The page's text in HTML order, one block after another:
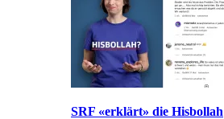
SRF «erklärt» die Hisbollah